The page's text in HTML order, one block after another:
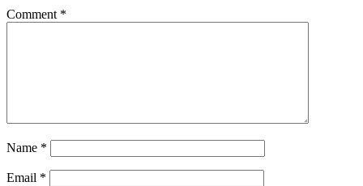
Comment *
Name *
Email *